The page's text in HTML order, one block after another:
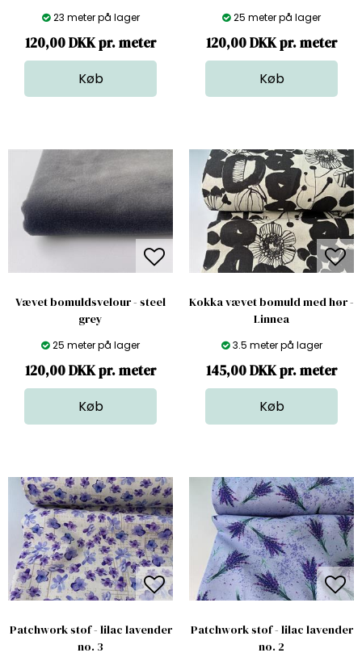
23 meter på lager
120,00 DKK pr. meter
25 meter på lager
120,00 DKK pr. meter
Vævet bomuldsvelour - steel
grey
25 meter på lager
120,00 DKK pr. meter
Kokka vævet bomuld med hør -
Linnea
3.5 meter på lager
145,00 DKK pr. meter
Patchwork stof - lilac lavender
no. 3
Patchwork stof - lilac lavender
no. 2